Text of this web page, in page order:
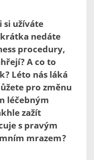
si užíváte
nedáte
procedury,
A co to
Léto nás láká
pro změnu
léčebným
zažít
s pravým
mrazem?